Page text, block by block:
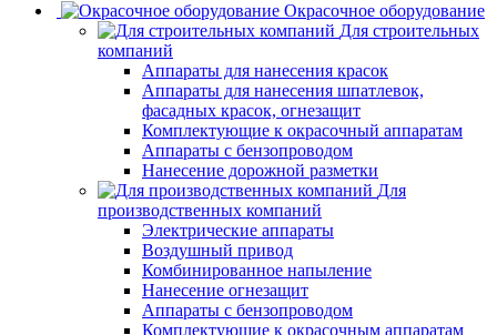
Окрасочное оборудование
Для строительных
компаний
Аппараты для нанесения красок
Аппараты для нанесения шпатлевок,
фасадных красок, огнезащит
Комплектующие к окрасочный аппаратам
Аппараты с бензопроводом
Нанесение дорожной разметки
Для
производственных компаний
Электрические аппараты
Воздушный привод
Комбинированное напыление
Нанесение огнезащит
Аппараты с бензопроводом
Комплектующие к окрасочным аппаратам